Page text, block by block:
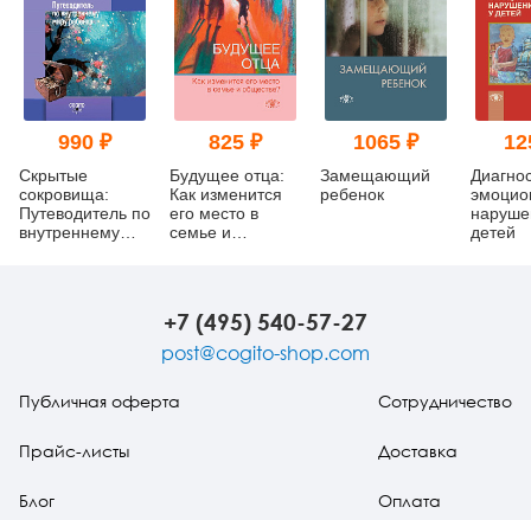
990 ₽
Скрытые
сокровища:
Путеводитель по
внутреннему
825 ₽
Будущее отца:
Как изменится
его место в
семье и
1065 ₽
Замещающий
ребенок
детей
+7 (495) 540-57-27
post@cogito-shop.com
Публичная оферта
Прайс-листы
Блог
Сотрудничество
Доставка
Оплата